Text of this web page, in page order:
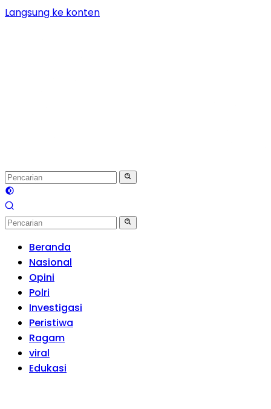
Langsung ke konten
Beranda
Nasional
Opini
Polri
Investigasi
Peristiwa
Ragam
viral
Edukasi